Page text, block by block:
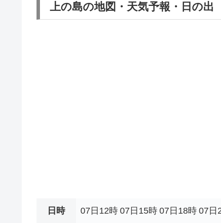
上の島の地図・天気予報・日の出
日時 07日12時 07日15時 07日18時 07日